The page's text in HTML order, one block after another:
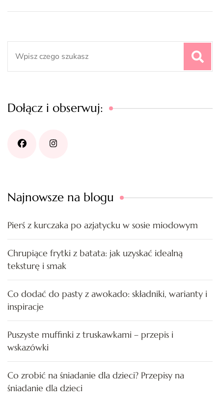
Dołącz i obserwuj:
Najnowsze na blogu
Pierś z kurczaka po azjatycku w sosie miodowym
Chrupiące frytki z batata: jak uzyskać idealną
teksturę i smak
Co dodać do pasty z awokado: składniki, warianty i
inspiracje
Puszyste muffinki z truskawkami – przepis i
wskazówki
Co zrobić na śniadanie dla dzieci? Przepisy na
śniadanie dla dzieci